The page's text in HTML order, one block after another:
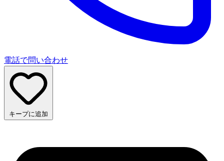
電話で問い合わせ
キープに追加